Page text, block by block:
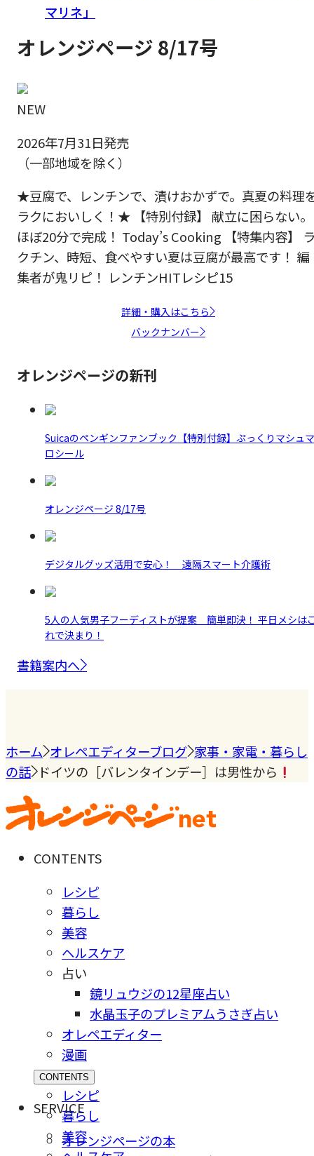
マリネ」
オレンジページ 8/17号
NEW
2026年7月31日発売
（一部地域を除く）
★豆腐で、レンチンで、漬けおかずで。真夏の料理
ラクにおいしく！★ 【特別付録】 献立に困らない。
ほぼ20分で完成！ Today’s Cooking 【特集内容】
クチン、時短、食べやすい夏は豆腐が最高です！ 編
集者が鬼リピ！ レンチンHITレシピ15
詳細・購入はこちら
バックナンバー
オレンジページの新刊
Suicaのペンギンファンブック【特別付録】ぷっくりマシュマ
ロシール
オレンジページ 8/17号
デジタルグッズ活用で安心！ 遠隔スマート介護術
5人の人気男子フーディストが提案 簡単即決！ 平日メシは
れで決まり！
書籍案内へ
ホーム オレペエディターブログ 家事・家電・暮らし
の話 ドイツの［バレンタインデー］は男性から
CONTENTS
レシピ
暮らし
美容
ヘルスケア
占い
鏡リュウジの12星座占い
水晶玉子のプレミアムうさぎ占い
オレペエディター
漫画
CONTENTS
レシピ
暮らし
美容
SERVICE
オレンジページの本